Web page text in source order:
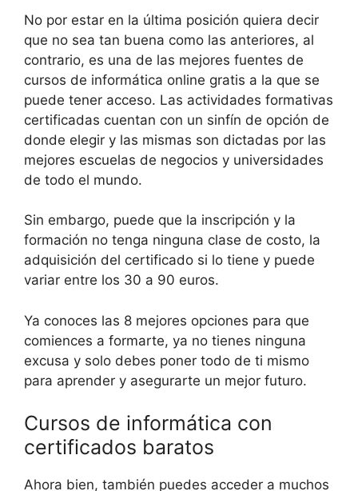
No por estar en la última posición quiera decir
que no sea tan buena como las anteriores, al
contrario, es una de las mejores fuentes de
cursos de informática online gratis a la que se
puede tener acceso. Las actividades formativas
certificadas cuentan con un sinfín de opción de
donde elegir y las mismas son dictadas por las
mejores escuelas de negocios y universidades
de todo el mundo.
Sin embargo, puede que la inscripción y la
formación no tenga ninguna clase de costo, la
adquisición del certificado si lo tiene y puede
variar entre los 30 a 90 euros.
Ya conoces las 8 mejores opciones para que
comiences a formarte, ya no tienes ninguna
excusa y solo debes poner todo de ti mismo
para aprender y asegurarte un mejor futuro.
Cursos de informática con
certificados baratos
Ahora bien, también puedes acceder a muchos